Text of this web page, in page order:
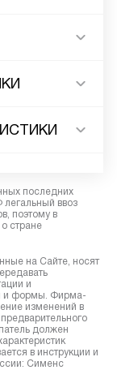
последних
ввоз
поэтому в
стране
на Сайте, носят
и
и формы. Фирма-
изменений в
должен
в инструкции и
Сименс